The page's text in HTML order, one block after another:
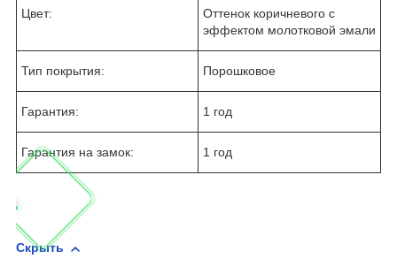
Цвет:
Оттенок коричневого с
эффектом молотковой эмали
Тип покрытия: Порошковое
Гарантия: 1 год
Гарантия на замок: 1 год
Скрыть